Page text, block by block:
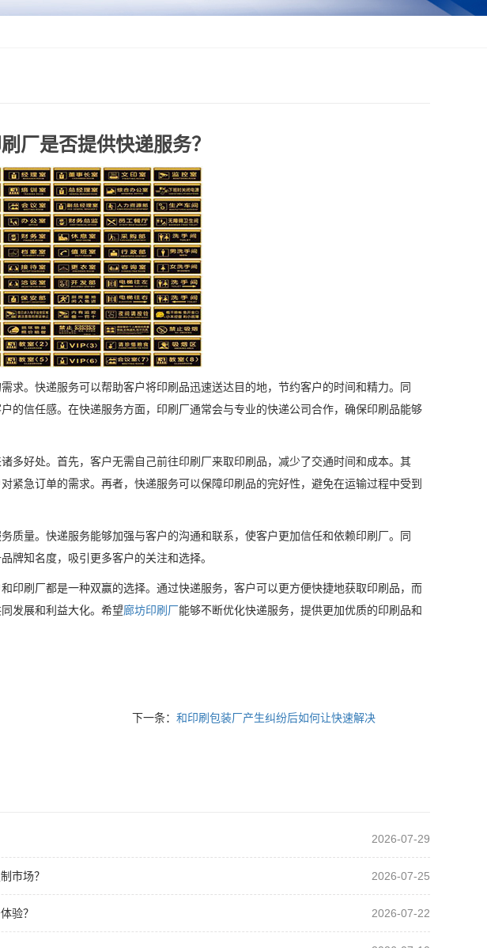
厂是否提供快递服务？
求。快递服务可以帮助客户将印刷品迅速送达目的地，节约客户的时间和精力。同
的信任感。在快递服务方面，印刷厂通常会与专业的快递公司合作，确保印刷品能够
多好处。首先，客户无需自己前往印刷厂来取印刷品，减少了交通时间和成本。其
紧急订单的需求。再者，快递服务可以保障印刷品的完好性，避免在运输过程中受到
质量。快递服务能够加强与客户的沟通和联系，使客户更加信任和依赖印刷厂。同
牌知名度，吸引更多客户的关注和选择。
印刷厂都是一种双赢的选择。通过快递服务，客户可以更方便快捷地获取印刷品，而
发展和利益大化。希望廊坊印刷厂能够不断优化快递服务，提供更加优质的印刷品和
下一条： 和印刷包装厂产生纠纷后如何让快速解决
2026-07-29
市场？ 2026-07-25
验？ 2026-07-22